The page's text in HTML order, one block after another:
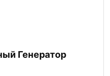
Генератор